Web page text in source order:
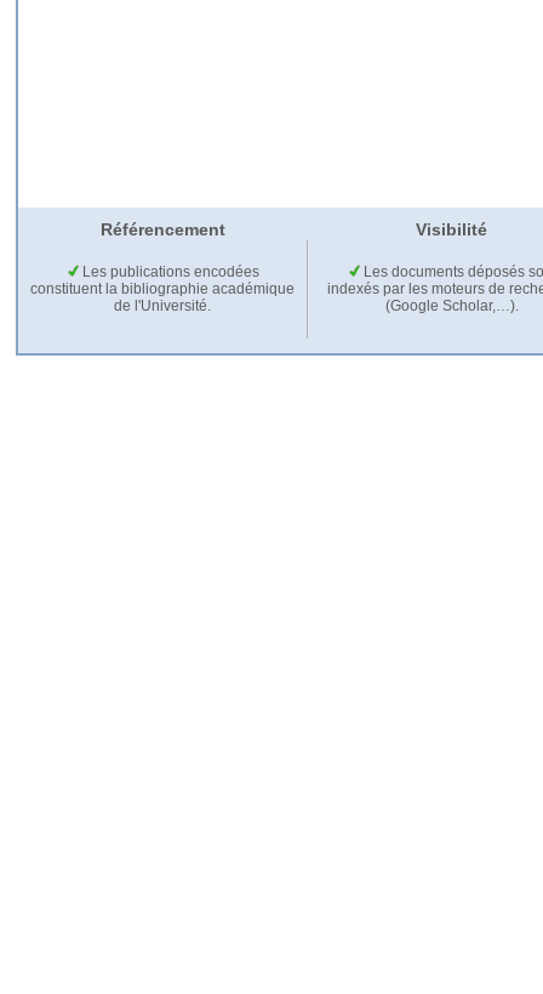
Référencement Visibilité
Les publications encodées
constituent la bibliographie académique
de l'Université.
Les documents déposés
indexés par les moteurs de
(Google Scholar,…).